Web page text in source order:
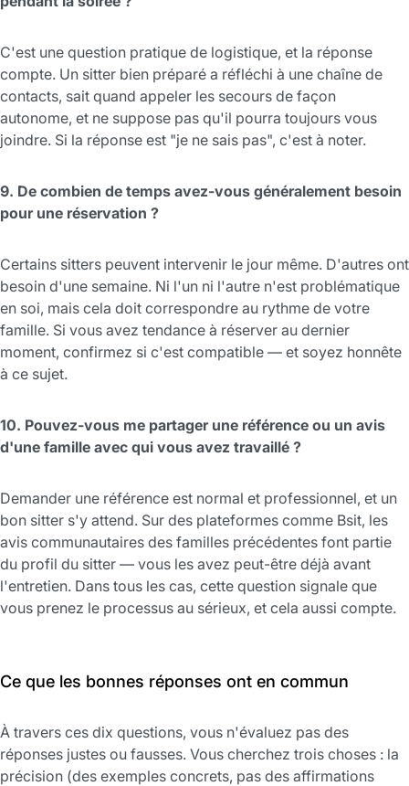
C'est une question pratique de logistique, et la réponse
compte. Un sitter bien préparé a réfléchi à une chaîne de
contacts, sait quand appeler les secours de façon
autonome, et ne suppose pas qu'il pourra toujours vous
joindre. Si la réponse est "je ne sais pas", c'est à noter.
9. De combien de temps avez-vous généralement besoin
pour une réservation ?
Certains sitters peuvent intervenir le jour même. D'autres ont
besoin d'une semaine. Ni l'un ni l'autre n'est problématique
en soi, mais cela doit correspondre au rythme de votre
famille. Si vous avez tendance à réserver au dernier
moment, confirmez si c'est compatible — et soyez honnête
à ce sujet.
10. Pouvez-vous me partager une référence ou un avis
d'une famille avec qui vous avez travaillé ?
Demander une référence est normal et professionnel, et un
bon sitter s'y attend. Sur des plateformes comme Bsit, les
avis communautaires des familles précédentes font partie
du profil du sitter — vous les avez peut-être déjà avant
l'entretien. Dans tous les cas, cette question signale que
vous prenez le processus au sérieux, et cela aussi compte.
Ce que les bonnes réponses ont en commun
À travers ces dix questions, vous n'évaluez pas des
réponses justes ou fausses. Vous cherchez trois choses : la
précision (des exemples concrets, pas des affirmations